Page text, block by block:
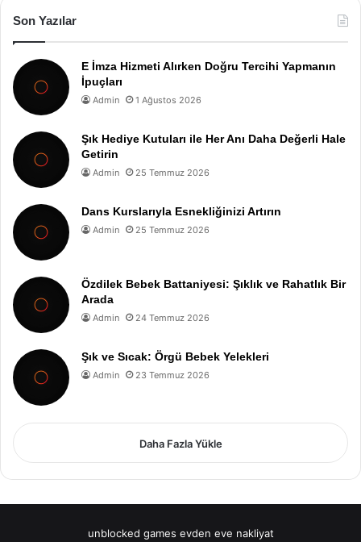
Son Yazılar
E İmza Hizmeti Alırken Doğru Tercihi Yapmanın
İpuçları
Admin 1 Ağustos 2026
Şık Hediye Kutuları ile Her Anı Daha Değerli Hale
Getirin
Admin 25 Temmuz 2026
Dans Kurslarıyla Esnekliğinizi Artırın
Admin 25 Temmuz 2026
Özdilek Bebek Battaniyesi: Şıklık ve Rahatlık Bir
Arada
Admin 24 Temmuz 2026
Şık ve Sıcak: Örgü Bebek Yelekleri
Admin 23 Temmuz 2026
Daha Fazla Yükle
unblocked games evden eve nakliyat